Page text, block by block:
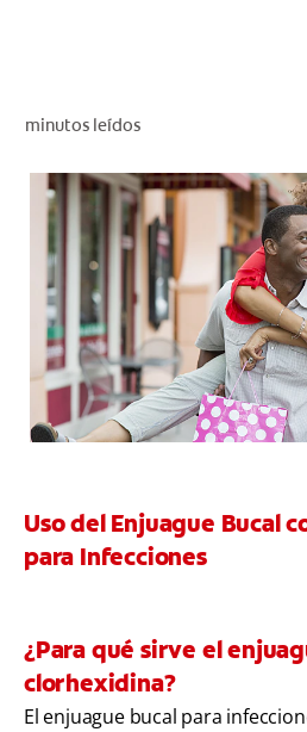
minutos leídos
Uso del Enjuague Bucal
para Infecciones
¿Para qué sirve el
clorhexidina?
El enjuague bucal para